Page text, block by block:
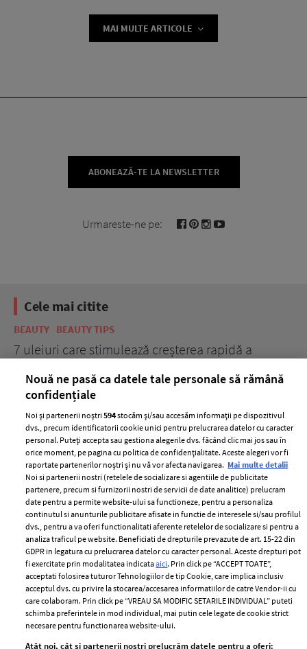
MAI MULTE ARTICOLE
ABONEAZĂ-TE LA NEWSLETTER
Urmareste-ne pe:
Cele mai citite
BEAUTY BEAUTY TIPS
7 uleiuri care stimulează creșterea rapidă a
ELLE Style Awards
2024
Despre ELLE
Romania
Contact
Abonamente
Termeni si conditii
Politica de
confidențialitate
Politica de cookies
Publicitate
Nouă ne pasă ca datele tale personale să rămână
confidențiale
Noi și partenerii noștri594stocăm și/sau accesăm informații pe dispozitivul
dvs., precum identificatorii cookie unici pentru prelucrarea datelor cu caracter
personal. Puteți accepta sau gestiona alegerile dvs. făcând clic mai jos sau în
orice moment, pe pagina cu politica de confidențialitate. Aceste alegeri vor fi
raportate partenerilor noștri și nu vă vor afecta navigarea. Mai multe detalii
Noi si partenerii nostri (retelele de socializare si agentiile de publicitate
partenere, precum si furnizorii nostri de servicii de date analitice) prelucram
date pentru a permite website-ului sa functioneze, pentru a personaliza
continutul si anunturile publicitare afisate in functie de interesele si/sau profilul
dvs., pentru a va oferi functionalitati aferente retelelor de socializare si pentru a
analiza traficul pe website. Beneficiati de drepturile prevazute de art. 15-22 din
GDPR in legatura cu prelucrarea datelor cu caracter personal. Aceste drepturi pot
fi exercitate prin modalitatea indicataaici. Prin click pe “ACCEPT TOATE”,
acceptati folosirea tuturor Tehnologiilor de tip Cookie, care implica inclusiv
acceptul dvs. cu privire la stocarea/accesarea informatiilor de catre Vendor-ii cu
care colaboram. Prin click pe “VREAU SA MODIFIC SETARILE INDIVIDUAL” puteti
schimba preferintele in mod individual, mai putin cele legate de cookie strict
necesare pentru functionarea website-ului.
Atât noi, cât și partenerii noștri prelucrăm datele pentru a oferi: